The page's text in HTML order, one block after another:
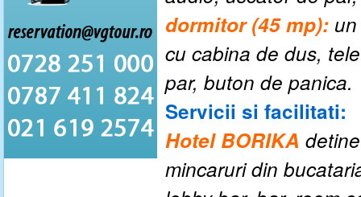
dormitor (45 mp):
cu cabina de dus,
par, buton de panica.
Servicii si facilitati:
Hotel BORIKA
mincaruri din